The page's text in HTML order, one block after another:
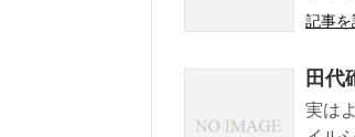
記事を
田代
実は